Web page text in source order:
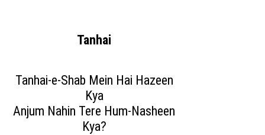
Tanhai
Tanhai-e-Shab Mein Hai Hazeen
Kya
Anjum Nahin Tere Hum-Nasheen
Kya?